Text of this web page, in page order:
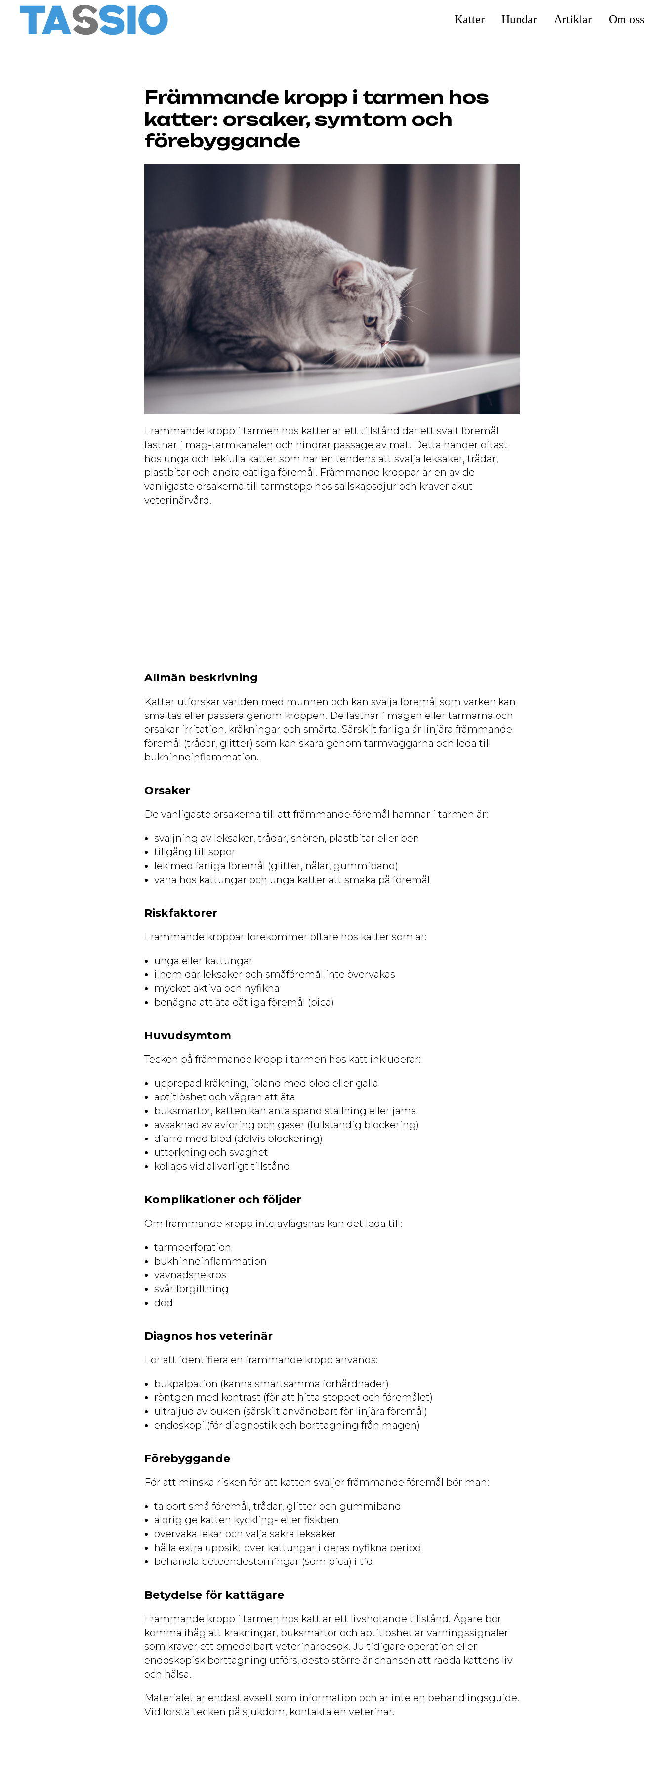
Katter Hundar Artiklar Om oss
Främmande kropp i tarmen hos
katter: orsaker, symtom och
förebyggande
Främmande kropp i tarmen hos katter är ett tillstånd där ett svalt föremål
fastnar i mag-tarmkanalen och hindrar passage av mat. Detta händer oftast
hos unga och lekfulla katter som har en tendens att svälja leksaker, trådar,
plastbitar och andra oätliga föremål. Främmande kroppar är en av de
vanligaste orsakerna till tarmstopp hos sällskapsdjur och kräver akut
veterinärvård.
Allmän beskrivning
Katter utforskar världen med munnen och kan svälja föremål som varken kan
smältas eller passera genom kroppen. De fastnar i magen eller tarmarna och
orsakar irritation, kräkningar och smärta. Särskilt farliga är linjära främmande
föremål (trådar, glitter) som kan skära genom tarmväggarna och leda till
bukhinneinflammation.
Orsaker
De vanligaste orsakerna till att främmande föremål hamnar i tarmen är:
sväljning av leksaker, trådar, snören, plastbitar eller ben
tillgång till sopor
lek med farliga föremål (glitter, nålar, gummiband)
vana hos kattungar och unga katter att smaka på föremål
Riskfaktorer
Främmande kroppar förekommer oftare hos katter som är:
unga eller kattungar
i hem där leksaker och småföremål inte övervakas
mycket aktiva och nyfikna
benägna att äta oätliga föremål (pica)
Huvudsymtom
Tecken på främmande kropp i tarmen hos katt inkluderar:
upprepad kräkning, ibland med blod eller galla
aptitlöshet och vägran att äta
buksmärtor, katten kan anta spänd ställning eller jama
avsaknad av avföring och gaser (fullständig blockering)
diarré med blod (delvis blockering)
uttorkning och svaghet
kollaps vid allvarligt tillstånd
Komplikationer och följder
Om främmande kropp inte avlägsnas kan det leda till:
tarmperforation
bukhinneinflammation
vävnadsnekros
svår förgiftning
död
Diagnos hos veterinär
För att identifiera en främmande kropp används:
bukpalpation (känna smärtsamma förhårdnader)
röntgen med kontrast (för att hitta stoppet och föremålet)
ultraljud av buken (särskilt användbart för linjära föremål)
endoskopi (för diagnostik och borttagning från magen)
Förebyggande
För att minska risken för att katten sväljer främmande föremål bör man:
ta bort små föremål, trådar, glitter och gummiband
aldrig ge katten kyckling- eller fiskben
övervaka lekar och välja säkra leksaker
hålla extra uppsikt över kattungar i deras nyfikna period
behandla beteendestörningar (som pica) i tid
Betydelse för kattägare
Främmande kropp i tarmen hos katt är ett livshotande tillstånd. Ägare bör
komma ihåg att kräkningar, buksmärtor och aptitlöshet är varningssignaler
som kräver ett omedelbart veterinärbesök. Ju tidigare operation eller
endoskopisk borttagning utförs, desto större är chansen att rädda kattens liv
och hälsa.
Materialet är endast avsett som information och är inte en behandlingsguide.
Vid första tecken på sjukdom, kontakta en veterinär.